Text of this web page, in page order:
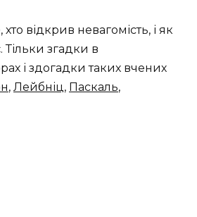
хто відкрив невагомість, і як
Тільки згадки в
і здогадки таких вчених
, Лейбніц, Паскаль,